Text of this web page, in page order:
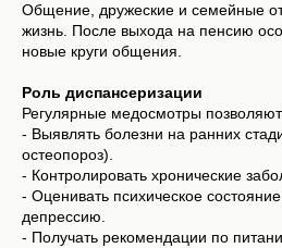
Общение, дружеские и семейные
жизнь. После выхода на пенсию
новые круги общения.
Роль диспансеризации
Регулярные медосмотры
- Выявлять болезни на ранних
остеопороз).
- Контролировать хронические
- Оценивать психическое
депрессию.
- Получать рекомендации по